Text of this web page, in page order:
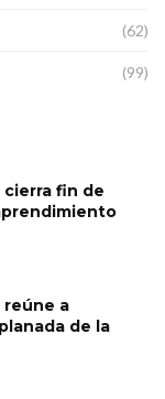
(62)
(99)
cierra fin de
reúne a
de la